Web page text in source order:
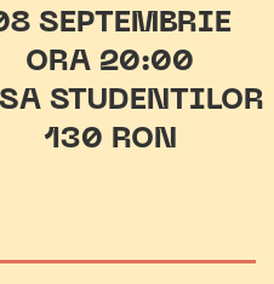
SEPTEMBRIE
ORA 20:00
STUDENTILOR
130 RON